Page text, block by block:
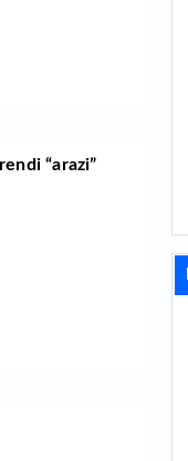
“arazi”